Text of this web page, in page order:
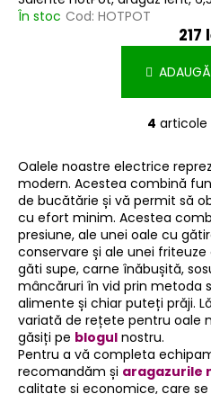
În stoc Cod: HOTPOT
217
n
t
r
o
l
u
l
l
i
s
t
ă
4
Oalele noastre electrice
modern. Acestea combină
de bucătărie și vă permit să
cu efort minim. Acestea
presiune, ale unei oale cu
conservare și ale unei
găti supe, carne înăbușită,
mâncăruri în vid prin metoda
alimente și chiar puteți prăji.
variată de rețete pentru oale
găsiți pe blogul nostru.
Pentru a vă completa
recomandăm și aragazurile
calitate și economice, care